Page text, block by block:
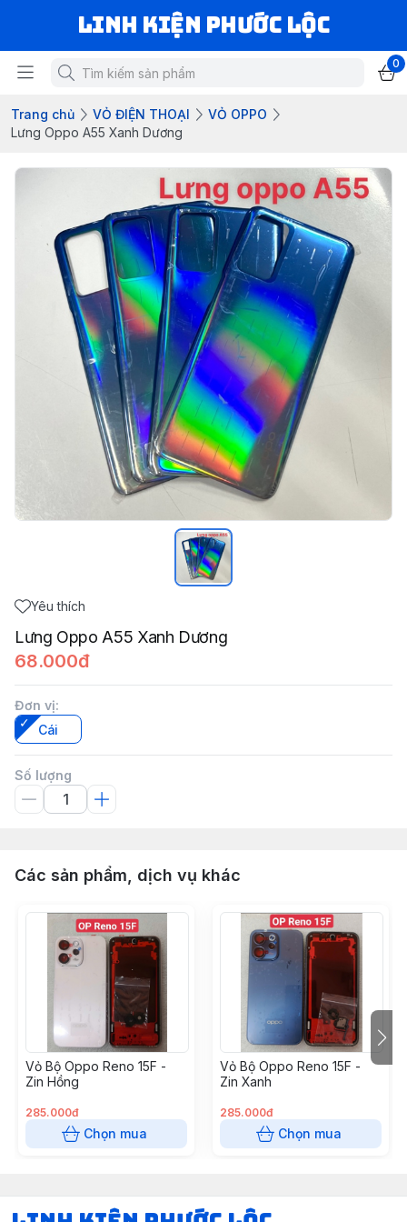
LINH KIỆN PHƯỚC LỘC
0
Trang chủ VỎ ĐIỆN THOẠI
VỎ OPPO
Lưng Oppo A55 Xanh Dương
Yêu thích
Lưng Oppo A55 Xanh Dương
68.000đ
Đơn vị:
Cái
Số lượng
Các sản phẩm, dịch vụ khác
Vỏ Bộ Oppo Reno 15F -
Zin Hồng
285.000đ
Chọn mua
Vỏ Bộ Oppo Reno 15F -
Zin Xanh
285.000đ
Chọn mua